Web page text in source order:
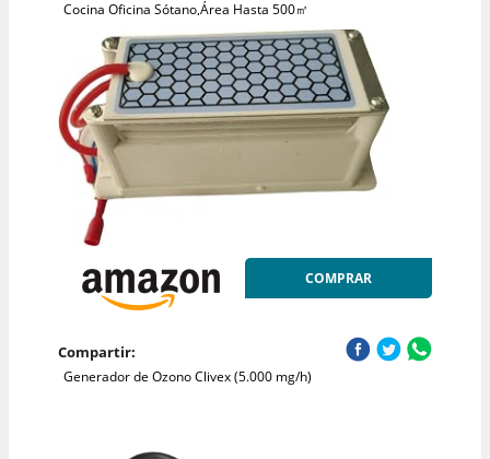
Cocina Oficina Sótano,Área Hasta 500㎡
COMPRAR
Compartir:
Generador de Ozono Clivex (5.000 mg/h)